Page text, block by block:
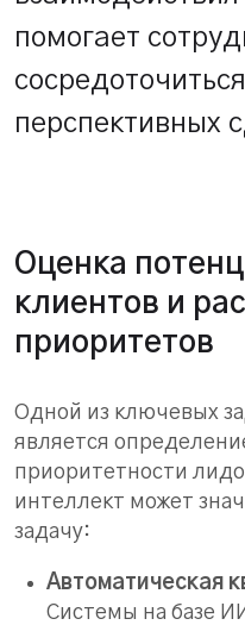
помогает
перспективных
Оценка
клиентов и
приоритетов
Одной из ключевых
является
приоритетности
интеллект может
задачу:
Автоматическая
Системы на базе